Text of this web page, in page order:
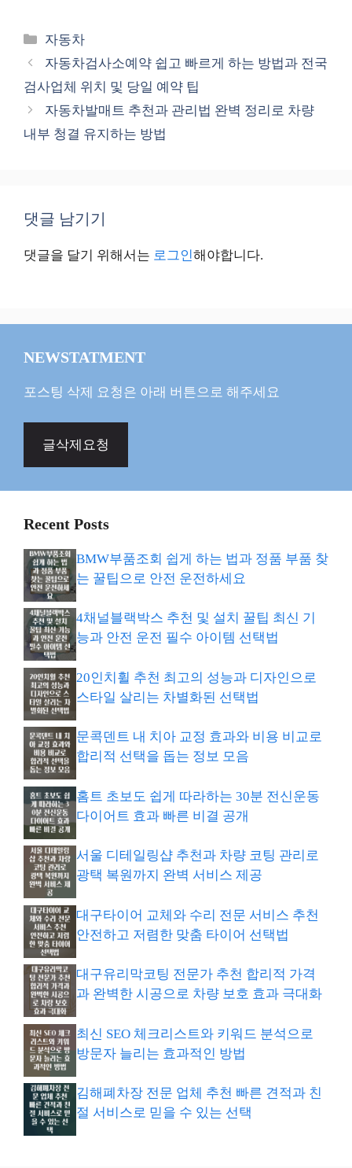
카
테
리
자동차
자동차검사소예약 쉽고 빠르게 하는 방법과 전국
검사업체 위치 및 당일 예약 팁
자동차발매트 추천과 관리법 완벽 정리로 차량
내부 청결 유지하는 방법
댓글 남기기
댓글을 달기 위해서는 로그인해야합니다.
NEWSTATMENT
포스팅 삭제 요청은 아래 버튼으로 해주세요
글삭제요청
Recent Posts
BMW부품조회 쉽게 하는 법과 정품 부품 찾
는 꿀팁으로 안전 운전하세요
4채널블랙박스 추천 및 설치 꿀팁 최신 기
능과 안전 운전 필수 아이템 선택법
20인치휠 추천 최고의 성능과 디자인으로
스타일 살리는 차별화된 선택법
문콕덴트 내 치아 교정 효과와 비용 비교로
합리적 선택을 돕는 정보 모음
홈트 초보도 쉽게 따라하는 30분 전신운동
다이어트 효과 빠른 비결 공개
서울 디테일링샵 추천과 차량 코팅 관리로
광택 복원까지 완벽 서비스 제공
대구타이어 교체와 수리 전문 서비스 추천
안전하고 저렴한 맞춤 타이어 선택법
대구유리막코팅 전문가 추천 합리적 가격
과 완벽한 시공으로 차량 보호 효과 극대화
최신 SEO 체크리스트와 키워드 분석으로
방문자 늘리는 효과적인 방법
김해폐차장 전문 업체 추천 빠른 견적과 친
절 서비스로 믿을 수 있는 선택